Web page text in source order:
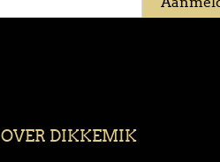
OVER DIKKEMIK